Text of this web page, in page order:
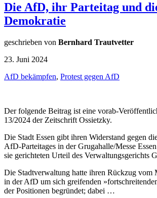
Die AfD, ihr Parteitag und
Demokratie
geschrieben von Bernhard Trautvetter
23. Juni 2024
AfD bekämpfen, Protest gegen AfD
Der folgende Beitrag ist eine vorab-
13/2024 der Zeitschrift Ossietzky.
Die Stadt Essen gibt ihren Widerstand gegen
AfD-Parteitages in der Grugahalle/Messe
sie gerichteten Urteil des Verwaltungsgerichts
Die Stadtverwaltung hatte ihren Rückzug vom
in der AfD um sich greifenden
der Positionen begründet; dabei …